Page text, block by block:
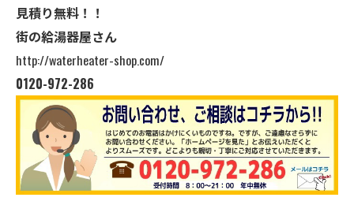
見積り無料！！
街の給湯器屋さん
http://waterheater-shop.com/
0120-972-286